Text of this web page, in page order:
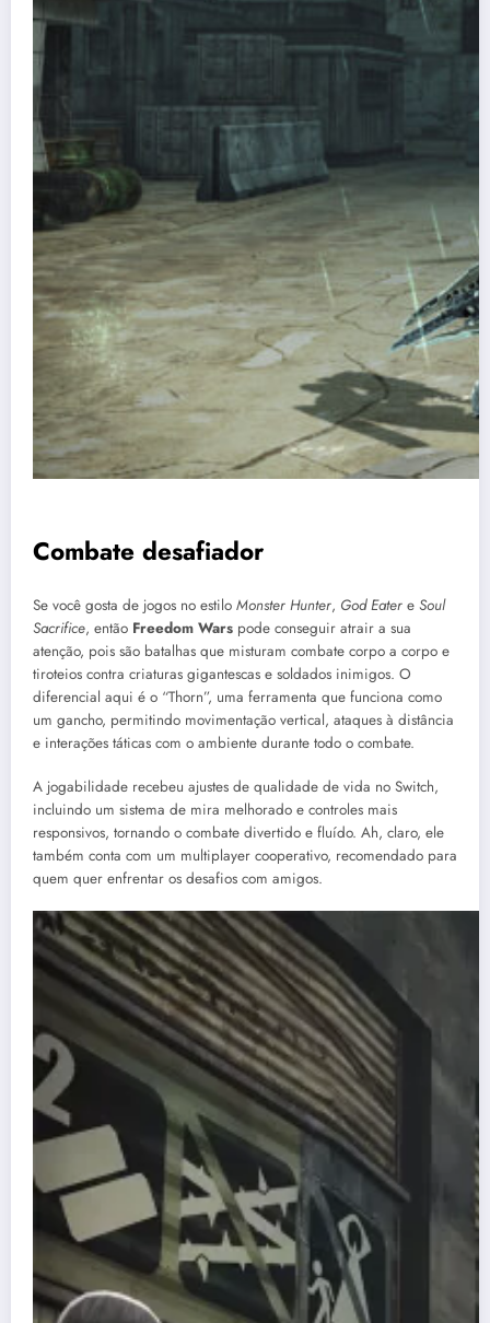
Combate desafiador
Se você gosta de jogos no estilo Monster Hunter, God Eater e Soul
Sacrifice, então Freedom Wars pode conseguir atrair a sua
atenção, pois são batalhas que misturam combate corpo a corpo e
tiroteios contra criaturas gigantescas e soldados inimigos. O
diferencial aqui é o “Thorn”, uma ferramenta que funciona como
um gancho, permitindo movimentação vertical, ataques à distância
e interações táticas com o ambiente durante todo o combate.
A jogabilidade recebeu ajustes de qualidade de vida no Switch,
incluindo um sistema de mira melhorado e controles mais
responsivos, tornando o combate divertido e fluído. Ah, claro, ele
também conta com um multiplayer cooperativo, recomendado para
quem quer enfrentar os desafios com amigos.